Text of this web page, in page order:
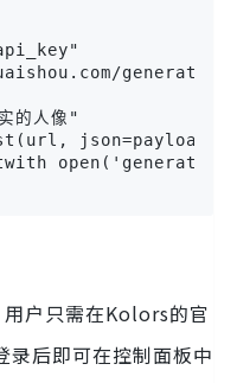
的人像"
json=payload)
户只需在Kolors的官
录后即可在控制面板中